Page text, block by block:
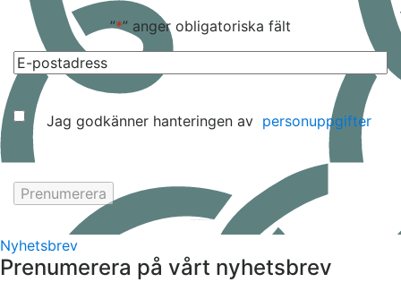
”*” anger obligatoriska fält
Samtycke
Jag godkänner hanteringen av personuppgifter
Nyhetsbrev
Prenumerera på vårt nyhetsbrev